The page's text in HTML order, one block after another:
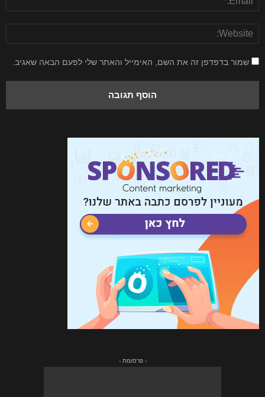
שמור בדפדפן זה את השם, האימייל והאתר שלי לפעם הבאה שאגיב.
- פרסומת -